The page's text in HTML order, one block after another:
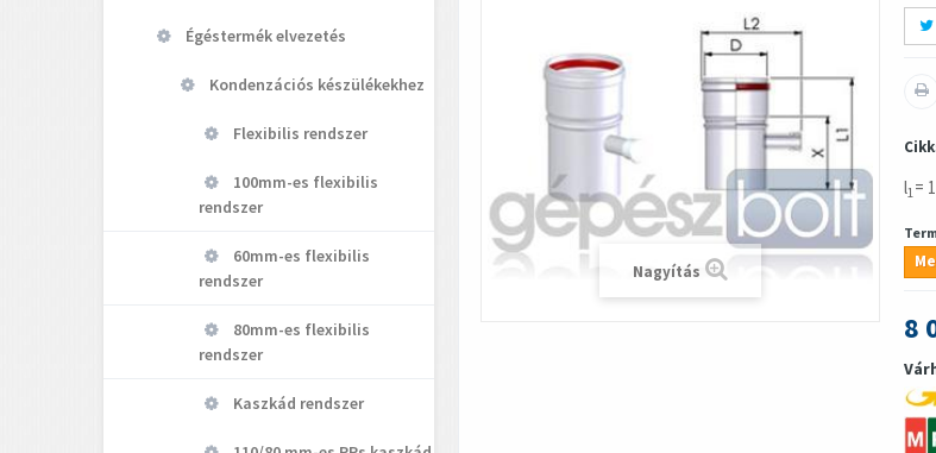
Égéstermék elvezetés
Kondenzációs készülékekhez
Flexibilis rendszer
100mm-es flexibilis
rendszer
60mm-es flexibilis
rendszer
80mm-es flexibilis
rendszer
Kaszkád rendszer
Nagyítás
l1=
8